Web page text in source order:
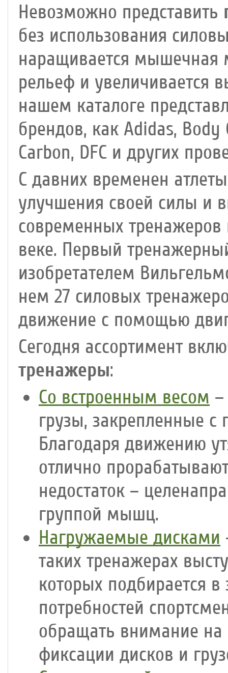
Невозможно представить
без использования
наращивается мышечная
рельеф и увеличивается
нашем каталоге
брендов, как Adidas, Body
Carbon, DFC и других
С давних временен
улучшения своей силы и
современных тренажеров
веке. Первый
изобретателем
нем 27 силовых
движение с помощью
Сегодня ассортимент
тренажеры:
Со встроенным весом
грузы, закрепленные
Благодаря движению
отлично
недостаток –
группой мышц.
Нагружаемые дисками
таких тренажерах
которых подбирается
потребностей
обращать внимание на
фиксации дисков и